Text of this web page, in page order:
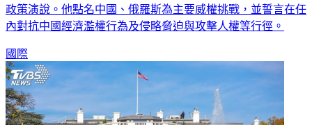
政策演說。他點名中國、俄羅斯為主要威權挑戰，並誓言在任
內對抗中國經濟濫權行為及侵略脅迫與攻擊人權等行徑。
國際